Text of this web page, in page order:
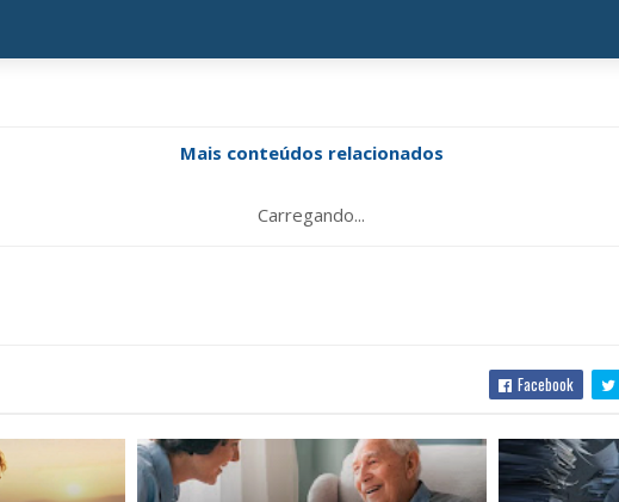
Mais conteúdos relacionados
Carregando...
Facebook